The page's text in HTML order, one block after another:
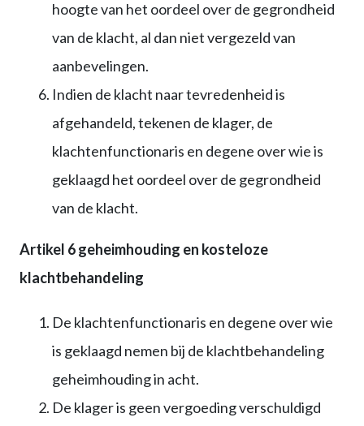
hoogte van het oordeel over de gegrondheid
van de klacht, al dan niet vergezeld van
aanbevelingen.
Indien de klacht naar tevredenheid is
afgehandeld, tekenen de klager, de
klachtenfunctionaris en degene over wie is
geklaagd het oordeel over de gegrondheid
van de klacht.
Artikel 6 geheimhouding en kosteloze
klachtbehandeling
De klachtenfunctionaris en degene over wie
is geklaagd nemen bij de klachtbehandeling
geheimhouding in acht.
De klager is geen vergoeding verschuldigd